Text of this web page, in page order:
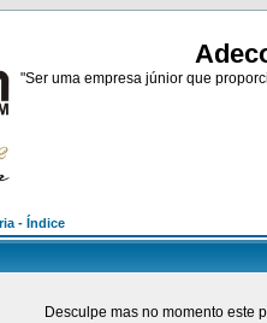
"Ser uma empresa júnior que
- Índice
Desculpe mas no momento este